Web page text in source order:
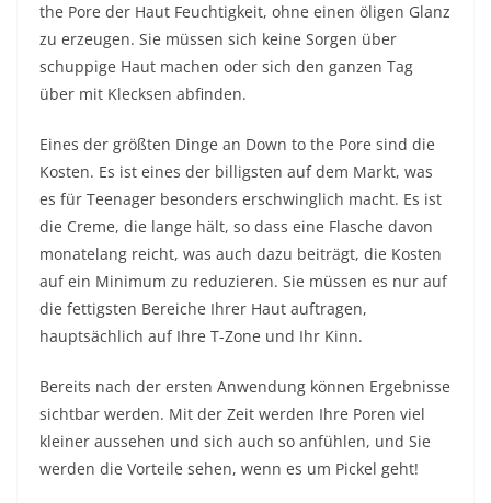
the Pore der Haut Feuchtigkeit, ohne einen öligen Glanz
zu erzeugen. Sie müssen sich keine Sorgen über
schuppige Haut machen oder sich den ganzen Tag
über mit Klecksen abfinden.
Eines der größten Dinge an Down to the Pore sind die
Kosten. Es ist eines der billigsten auf dem Markt, was
es für Teenager besonders erschwinglich macht. Es ist
die Creme, die lange hält, so dass eine Flasche davon
monatelang reicht, was auch dazu beiträgt, die Kosten
auf ein Minimum zu reduzieren. Sie müssen es nur auf
die fettigsten Bereiche Ihrer Haut auftragen,
hauptsächlich auf Ihre T-Zone und Ihr Kinn.
Bereits nach der ersten Anwendung können Ergebnisse
sichtbar werden. Mit der Zeit werden Ihre Poren viel
kleiner aussehen und sich auch so anfühlen, und Sie
werden die Vorteile sehen, wenn es um Pickel geht!